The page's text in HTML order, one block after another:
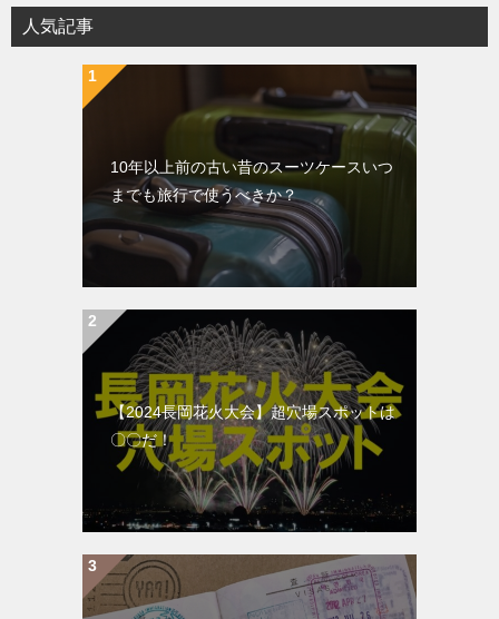
人気記事
10年以上前の古い昔のスーツケースいつ
までも旅行で使うべきか？
【2024長岡花火大会】超穴場スポットは
〇〇だ！